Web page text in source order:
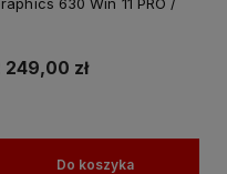
249,00 zł
Do koszyka